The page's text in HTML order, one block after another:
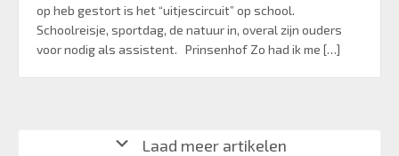
op heb gestort is het “uitjescircuit” op school.
Schoolreisje, sportdag, de natuur in, overal zijn ouders
voor nodig als assistent. Prinsenhof Zo had ik me […]
Laad meer artikelen